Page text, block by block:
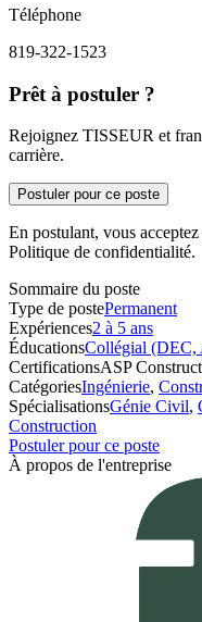
Téléphone
819-322-1523
Prêt à postuler ?
Rejoignez TISSEUR et
carrière.
Postuler pour ce poste
En postulant, vous
Politique de confidentialité.
Sommaire du poste
Type de postePermanent
Expériences2 à 5 ans
ÉducationsCollégial (DEC,
CertificationsASP
CatégoriesIngénierie,
SpécialisationsGénie Civil,
Construction
Postuler pour ce poste
À propos de l'entreprise